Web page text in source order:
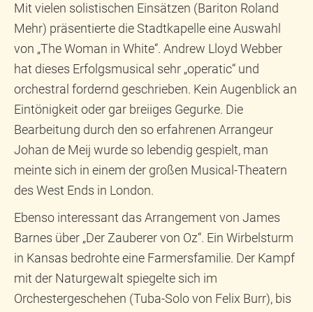
Mit vielen solistischen Einsätzen (Bariton Roland
Mehr) präsentierte die Stadtkapelle eine Auswahl
von „The Woman in White“. Andrew Lloyd Webber
hat dieses Erfolgsmusical sehr „operatic“ und
orchestral fordernd geschrieben. Kein Augenblick an
Eintönigkeit oder gar breiiges Gegurke. Die
Bearbeitung durch den so erfahrenen Arrangeur
Johan de Meij wurde so lebendig gespielt, man
meinte sich in einem der großen Musical-Theatern
des West Ends in London.
Ebenso interessant das Arrangement von James
Barnes über „Der Zauberer von Oz“. Ein Wirbelsturm
in Kansas bedrohte eine Farmersfamilie. Der Kampf
mit der Naturgewalt spiegelte sich im
Orchestergeschehen (Tuba-Solo von Felix Burr), bis